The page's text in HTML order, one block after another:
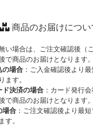
商品のお届けについ
い場合は、ご注文確認後（
で商品のお届けとなります
の場合 ：ご入金確認後より
ます。
ド決済の場合 ：カード発行
で商品のお届けとなります。
場合 ：ご注文確認後より最
す。